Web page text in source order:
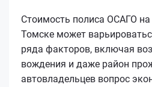
Стоимость полиса ОСАГО
Томске может
ряда факторов, включая
вождения и даже район
автовладельцев вопрос